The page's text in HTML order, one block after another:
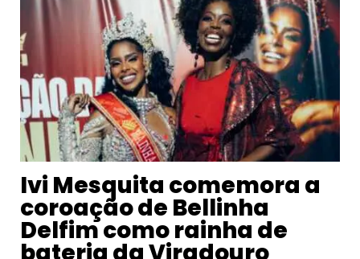
Ivi Mesquita comemora a
coroação de Bellinha
Delfim como rainha de
bateria da Viradouro